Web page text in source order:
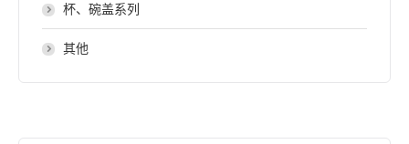
杯、碗盖系列
其他